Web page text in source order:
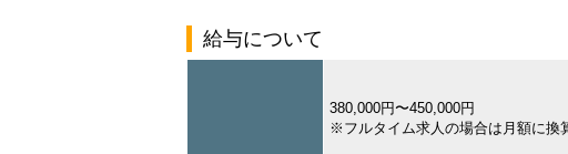
給与について
380,000円〜450,000円
※フルタイム求人の場合は月額に換